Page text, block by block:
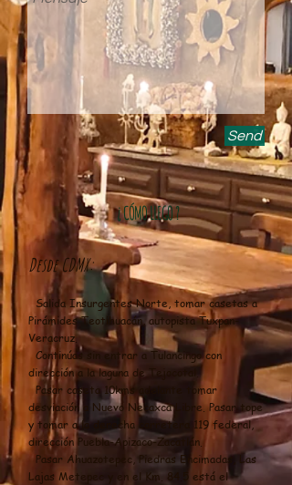
Send
¿ CÓMO LLEGO ?
Desde CDMX:​
Salida Insurgentes Norte, tomar casetas a
Pirámides Teotihuacán, autopista Tuxpan-
Veracruz.
Continúas sin entrar a Tulancingo con
dirección a la laguna de Tejocotal.
Pasar caseta 10kms adelante tomar
desviación a Nuevo Necaxca Libre.Pasar tope
y tomar a la derecha carretera 119 federal,
dirección Puebla-Apizaco-Zacatlán.
Pasar Ahuazotepec, Piedras Encimadas, Las
Lajas Metepec y en el Km. 84.5 está el